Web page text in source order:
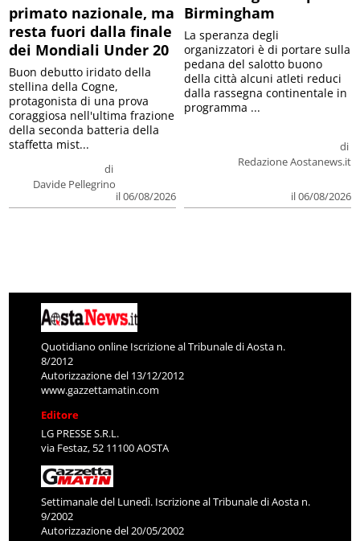
primato nazionale, ma
resta fuori dalla finale
dei Mondiali Under 20
di
Davide Pellegrino
il 06/08/2026
Buon debutto iridato della
stellina della Cogne,
protagonista di una prova
coraggiosa nell'ultima frazione
della seconda batteria della
staffetta mist...
Birmingham
di
Redazione Aostanews.it
il 06/08/2026
La speranza degli
organizzatori è di portare sulla
pedana del salotto buono
della città alcuni atleti reduci
dalla rassegna continentale in
programma ...
Quotidiano online Iscrizione al Tribunale di Aosta n.
8/2012
Autorizzazione del 13/12/2012
www.gazzettamatin.com
Editore
LG PRESSE S.R.L.
via Festaz, 52 11100 AOSTA
Settimanale del Lunedì. Iscrizione al Tribunale di Aosta n.
9/2002
Autorizzazione del 20/05/2002